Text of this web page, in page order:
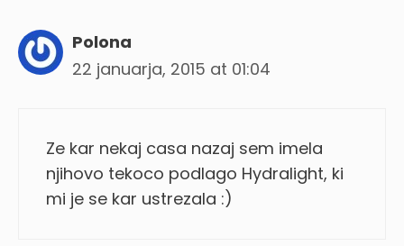
Polona
22 januarja, 2015 at 01:04
Ze kar nekaj casa nazaj sem imela
njihovo tekoco podlago Hydralight, ki
mi je se kar ustrezala :)